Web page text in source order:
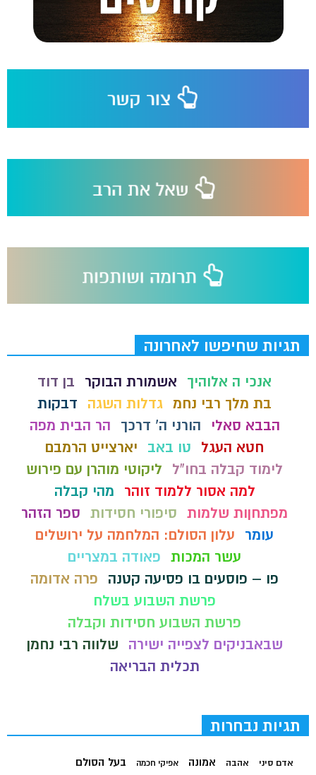
תגיות שחיפשו לאחרונה
אנכי ה אלוהיך אשמורת הבוקר
בן דוד
בת מלך רבי נחמ גדלות השגה
דבקות
הבבא סאלי
הורני ה' דרכך
הר הבית מפה
חטא העגל
טו באב
יארצייט הרמבם
לימוד קבלה בחו"ל
ליקוטי מוהרן עם פירוש
למה אסור ללמוד זוהר
מהי קבלה
מפתחןות שלמות סיפורי חסידות ספר הזהר
עומר
עלון הסולם: המלחמה על ירושלים
עשר המכות פאודה במצריים
פו – פוסעים בו פסיעה קטנה
פרה אדומה
פרשת השבוע בשלח
פרשת השבוע חסידות וקבלה
שבאבניקים לצפייה ישירה
שלווה רבי נחמן
תכלית הבריאה
תגיות נבחרות
אדם סיני אהבה אמונה אפיקי חכמה בעל הסולם